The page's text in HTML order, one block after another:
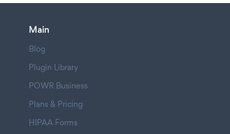
Main
Blog
Plugin Library
POWR Business
Plans & Pricing
HIPAA Forms